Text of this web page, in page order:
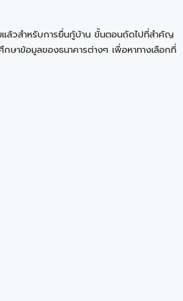
ล้วสำหรับการยื่นกู้บ้าน ขั้นตอนถัดไปที่สำคัญ
กษาข้อมูลของธนาคารต่างๆ เพื่อหาทางเลือกที่